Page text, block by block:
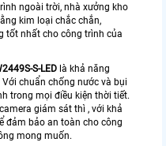
ngoài trời, nhà xưởng kho
kim loại chắc chắn,
tốt nhất cho công trình của
2449S-S-LED là khả năng
chuẩn chống nước và bụi
trong mọi điều kiện thời tiết.
giám sát thì , với khả
đảm bảo an toàn cho công
mong muốn.